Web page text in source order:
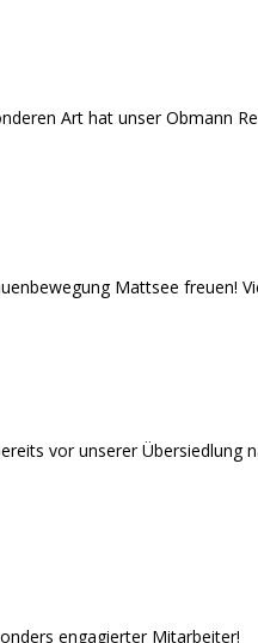
Art hat unser Obmann
Mattsee freuen!
vor unserer
engagierter Mitarbeiter!